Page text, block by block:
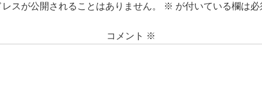
レスが公開されることはありません。 ※ が付いている欄は
コメント ※